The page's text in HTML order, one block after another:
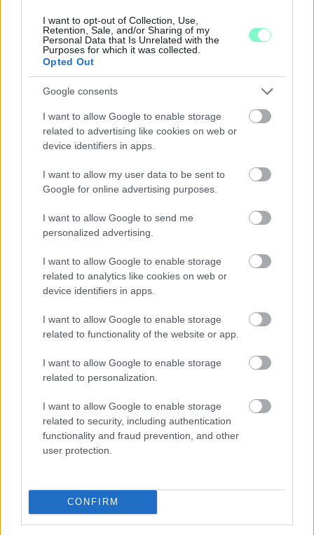
I want to opt-out of Collection, Use,
Retention, Sale, and/or Sharing of my
Personal Data that Is Unrelated with the
Purposes for which it was collected.
Opted Out
Google consents
I want to allow Google to enable storage
related to advertising like cookies on web or
device identifiers in apps.
I want to allow my user data to be sent to
Google for online advertising purposes.
I want to allow Google to send me
personalized advertising.
I want to allow Google to enable storage
related to analytics like cookies on web or
device identifiers in apps.
I want to allow Google to enable storage
related to functionality of the website or app.
I want to allow Google to enable storage
related to personalization.
I want to allow Google to enable storage
related to security, including authentication
functionality and fraud prevention, and other
user protection.
CONFIRM
Középpontban a hagyományőrzés, de lesz Pogány Induló és
Majka koncert, jóga szeánsz, “borhajózás” és egy csomó minden
Szólj hozzá!
A GYŐRI AUDI ETO KC PÉNTEKI FELKÉSZÜLÉSI
MÉRKŐZÉSE
Az energiaellátás tehermentesítése érdekében másfél órával
előrébb hozták a Brest Bretagne Handball elleni találkozó
kezdését.